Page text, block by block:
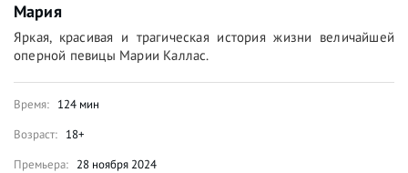
Мария
Яркая, красивая и трагическая история жизни величайшей
оперной певицы Марии Каллас.
Время: 124 мин
Возраст: 18+
Премьера: 28 ноября 2024